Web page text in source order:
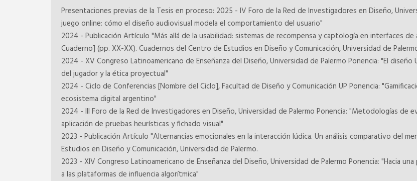
Presentaciones previas de la Tesis en proceso: 2025 - IV Foro de la Red de Investigadores en Diseño,
juego online: cómo el diseño audiovisual modela el comportamiento del usuario"
2024 - Publicación Artículo "Más allá de la usabilidad: sistemas de recompensa y captología en interfaces
Cuaderno] (pp. XX-XX). Cuadernos del Centro de Estudios en Diseño y Comunicación, Universidad de
2024 - XV Congreso Latinoamericano de Enseñanza del Diseño, Universidad de Palermo Ponencia: "El
del jugador y la ética proyectual"
2024 - Ciclo de Conferencias [Nombre del Ciclo], Facultad de Diseño y Comunicación UP Ponencia:
ecosistema digital argentino"
2024 - III Foro de la Red de Investigadores en Diseño, Universidad de Palermo Ponencia: "Metodologías de
aplicación de pruebas heurísticas y fichado visual"
2023 - Publicación Artículo "Alternancias emocionales en la interacción lúdica. Un análisis comparativo del
Estudios en Diseño y Comunicación, Universidad de Palermo.
2023 - XIV Congreso Latinoamericano de Enseñanza del Diseño, Universidad de Palermo Ponencia: "Hacia
a las plataformas de influencia algorítmica"